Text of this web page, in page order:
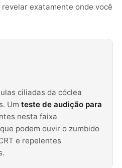
revelar exatamente onde você
ciliadas da cóclea
Um teste de audição para
nesta faixa
podem ouvir o zumbido
e repelentes